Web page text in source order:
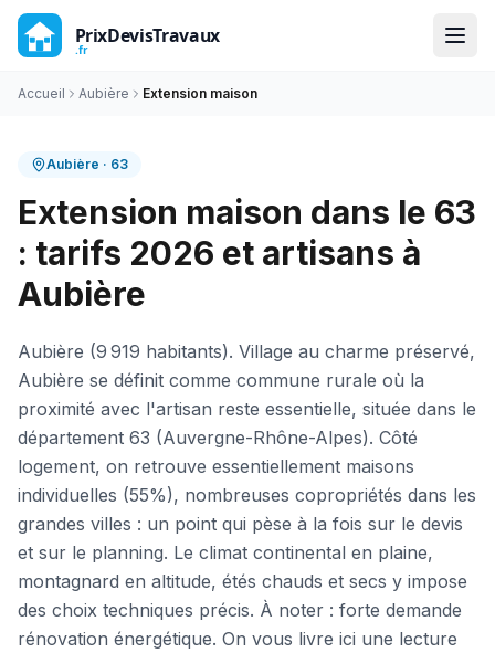
Accueil Aubière Extension maison
Aubière · 63
Extension maison dans le 63
: tarifs 2026 et artisans à
Aubière
Aubière (9 919 habitants). Village au charme préservé,
Aubière se définit comme commune rurale où la
proximité avec l'artisan reste essentielle, située dans le
département 63 (Auvergne-Rhône-Alpes). Côté
logement, on retrouve essentiellement maisons
individuelles (55%), nombreuses copropriétés dans les
grandes villes : un point qui pèse à la fois sur le devis
et sur le planning. Le climat continental en plaine,
montagnard en altitude, étés chauds et secs y impose
des choix techniques précis. À noter : forte demande
rénovation énergétique. On vous livre ici une lecture